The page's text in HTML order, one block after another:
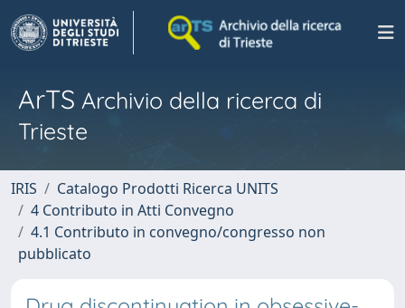
ArTS Archivio della ricerca di
Trieste
IRIS
Catalogo Prodotti Ricerca UNITS
4 Contributo in Atti Convegno
4.1 Contributo in convegno/congresso non
pubblicato